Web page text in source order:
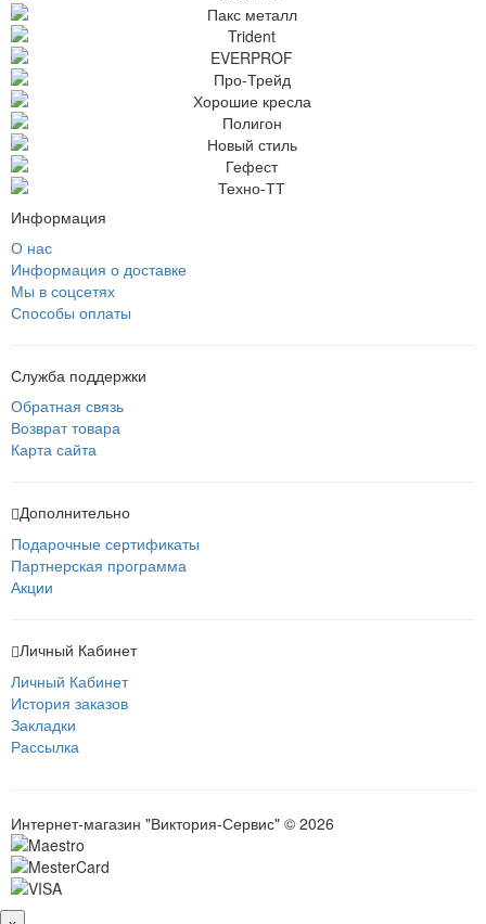
Информация
О нас
Информация о доставке
Мы в соцсетях
Способы оплаты
Служба поддержки
Обратная связь
Возврат товара
Карта сайта
Дополнительно
Подарочные сертификаты
Партнерская программа
Акции
Личный Кабинет
Личный Кабинет
История заказов
Закладки
Рассылка
Интернет-магазин "Виктория-Сервис" © 2026